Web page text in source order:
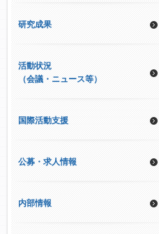
研究成果
活動状況
（会議・ニュース等）
国際活動支援
公募・求人情報
内部情報